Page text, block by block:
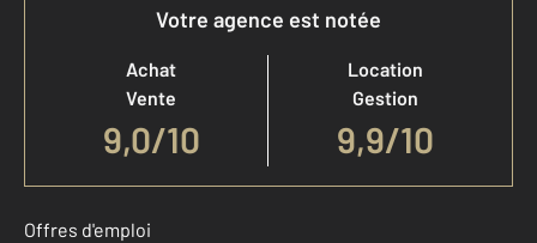
Votre agence est notée
Achat
Vente
9,0/10
Location
Gestion
9,9/10
Offres d'emploi